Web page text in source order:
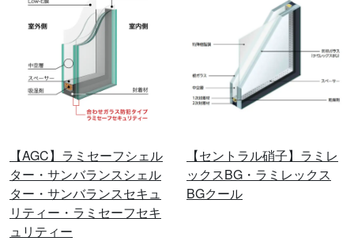
【AGC】ラミセーフシェル
ター・サンバランスシェル
ター・サンバランスセキュ
リティー・ラミセーフセキ
ュリティー
【セントラル硝子】ラミレ
ックスBG・ラミレックス
BGクール